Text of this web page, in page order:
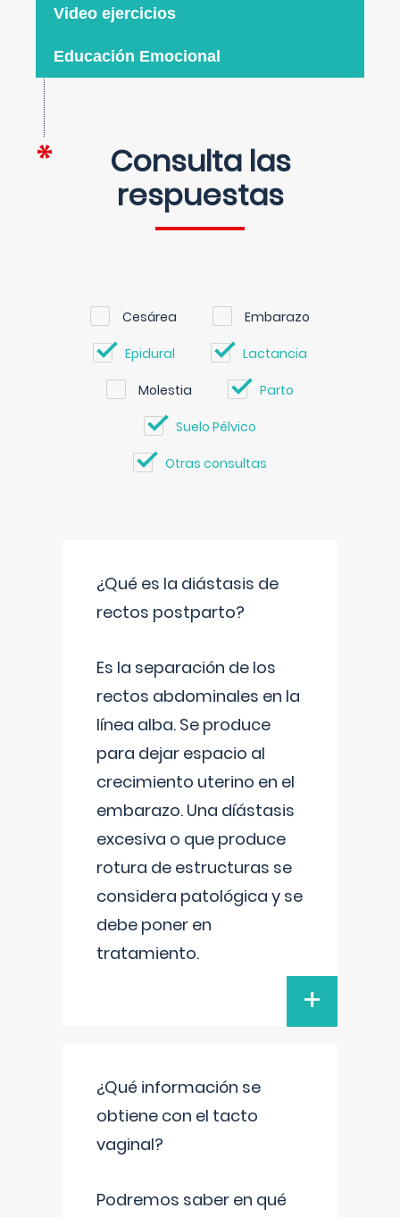
Video ejercicios
Educación Emocional
Consulta las
respuestas
Cesárea Embarazo
Epidural Lactancia
Molestia Parto
Suelo Pélvico
Otras consultas
¿Qué es la diástasis de
rectos postparto?
Es la separación de los
rectos abdominales en la
línea alba. Se produce
para dejar espacio al
crecimiento uterino en el
embarazo. Una díástasis
excesiva o que produce
rotura de estructuras se
considera patológica y se
debe poner en
tratamiento.
+
¿Qué información se
obtiene con el tacto
vaginal?
Podremos saber en qué